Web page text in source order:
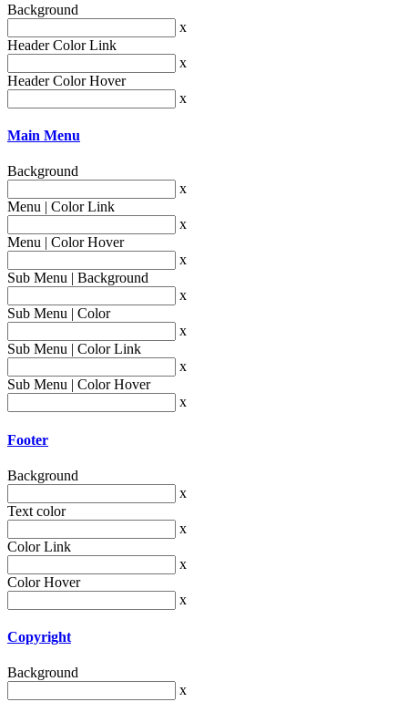
Background
x
Header Color Link
x
Header Color Hover
x
Main Menu
Background
x
Menu | Color Link
x
Menu | Color Hover
x
Sub Menu | Background
x
Sub Menu | Color
x
Sub Menu | Color Link
x
Sub Menu | Color Hover
x
Footer
Background
x
Text color
x
Color Link
x
Color Hover
x
Copyright
Background
x